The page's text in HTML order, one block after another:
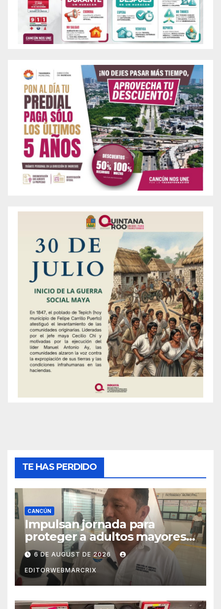
TE HAS PERDIDO
CANCÚN
Impulsan jornada para
proteger a adultos mayores
de fraudes en Cancún
6 DE AUGUST DE 2026
EDITORWEBMARCRIX